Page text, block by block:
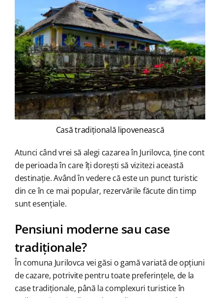
Casă tradițională lipovenească
Atunci când vrei să alegi cazarea în Jurilovca, ține cont
de perioada în care îți dorești să vizitezi această
destinație. Având în vedere că este un punct turistic
din ce în ce mai popular, rezervările făcute din timp
sunt esențiale.
Pensiuni moderne sau case
tradiționale?
În comuna Jurilovca vei găsi o gamă variată de opțiuni
de cazare, potrivite pentru toate preferințele, de la
case tradiționale, până la complexuri turistice în